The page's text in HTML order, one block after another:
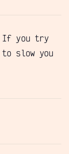
If you try
slow you